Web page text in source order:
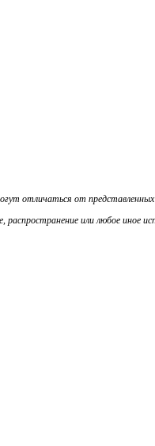
отличаться от
или любое иное